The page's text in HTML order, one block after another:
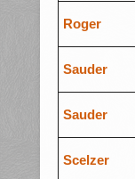
Roger
Sauder
Sauder
Scelzer